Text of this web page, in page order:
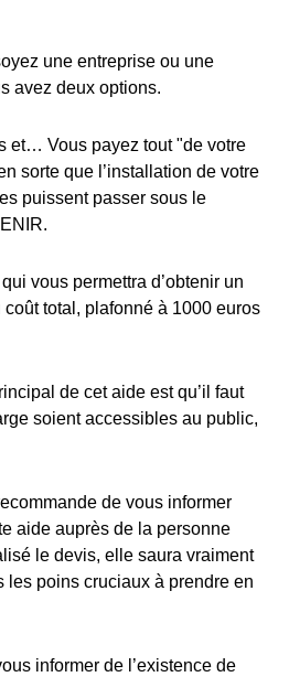
une entreprise ou une
avez deux options.
et… Vous payez tout "de votre
sorte que l’installation de votre
puissent passer sous le
vous permettra d’obtenir un
total, plafonné à 1000 euros
de cet aide est qu’il faut
soient accessibles au public,
de vous informer
aide auprès de la personne
le devis, elle saura vraiment
les poins cruciaux à prendre en
informer de l’existence de